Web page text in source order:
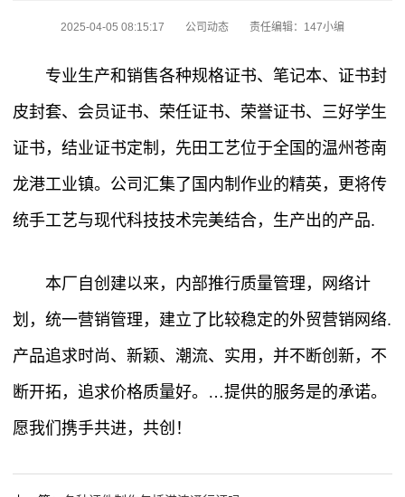
2025-04-05 08:15:17 公司动态 责任编辑：147小编
专业生产和销售各种规格证书、笔记本、证书封
皮封套、会员证书、荣任证书、荣誉证书、三好学生
证书，结业证书定制，先田工艺位于全国的温州苍南
龙港工业镇。公司汇集了国内制作业的精英，更将传
统手工艺与现代科技技术完美结合，生产出的产品.
本厂自创建以来，内部推行质量管理，网络计
划，统一营销管理，建立了比较稳定的外贸营销网络.
产品追求时尚、新颖、潮流、实用，并不断创新，不
断开拓，追求价格质量好。…提供的服务是的承诺。
愿我们携手共进，共创！